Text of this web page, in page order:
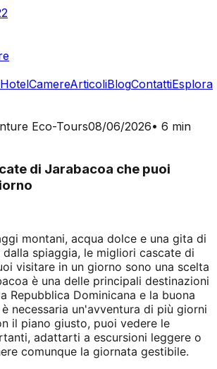
HotelCamereArticoliBlogContattiEsplora
Eco-Tours08/06/2026• 6 min
di Jarabacoa che puoi
montani, acqua dolce e una gita di
spiaggia, le migliori cascate di
visitare in un giorno sono una scelta
è una delle principali destinazioni
Repubblica Dominicana e la buona
necessaria un'avventura di più giorni
il piano giusto, puoi vedere le
adattarti a escursioni leggere o
comunque la giornata gestibile.